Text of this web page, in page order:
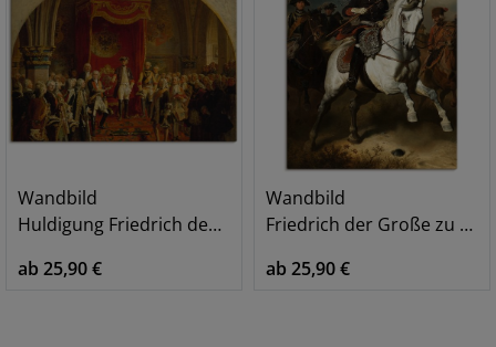
Wandbild
Huldigung Friedrich dem Großen
ab 25,90 €
Wandbild
Friedrich der Große zu Pferde. 1861
ab 25,90 €